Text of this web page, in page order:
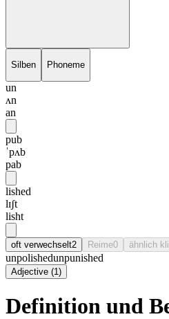
Silben Phoneme
un
ʌn
an
pub
ˈpʌb
pab
lished
lɪʃt
lisht
oft verwechselt2 Reime0 ähnlich
unpolishedunpunished
Adjective (1)
Definition und